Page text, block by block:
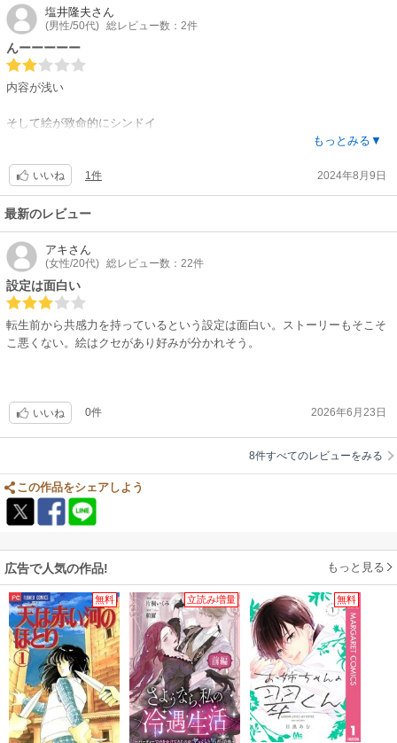
塩井隆夫さん
(男性/50代) 総レビュー数：2件
んーーーーー
内容が浅い
そして絵が致命的にシンドイ
なかなか読みながらキツくなって来たので、2巻で十分な感じですw
温厚な主人公がなんか急にキレるしwww
何で？って感じにw
もっとみる▼
いいね 1件 2024年8月9日
最新のレビュー
アキさん
(女性/20代) 総レビュー数：22件
設定は面白い
転生前から共感力を持っているという設定は面白い。ストーリーもそこそ
こ悪くない。絵はクセがあり好みが分かれそう。
いいね 0件 2026年6月23日
8件すべてのレビューをみる
この作品をシェアしよう
広告で人気の作品! もっと見る
無料 立読み増量 無料